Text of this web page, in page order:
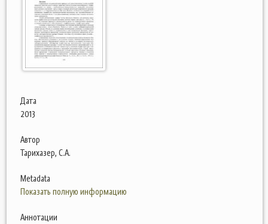
Дата
2013
Автор
Тарихазер, С.А.
Metadata
Показать полную информацию
Аннотации